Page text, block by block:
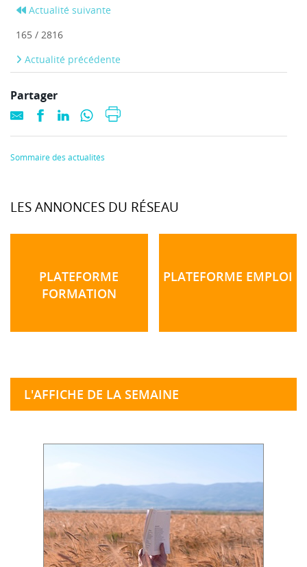
Actualité suivante
165 / 2816
Actualité précédente
Partager
Sommaire des actualités
LES ANNONCES DU RÉSEAU
PLATEFORME
FORMATION
PLATEFORME EMPLOI
L'AFFICHE DE LA SEMAINE